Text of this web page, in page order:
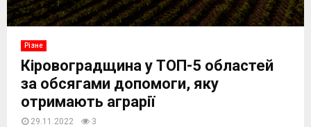
Різне
Кіровоградщина у ТОП-5 областей
за обсягами допомоги, яку
отримають аграрії
29.11.2022 3